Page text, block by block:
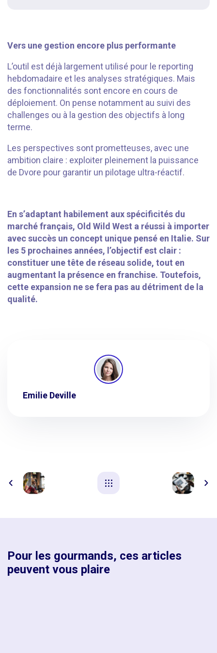
Vers une gestion encore plus performante
L’outil est déjà largement utilisé pour le reporting
hebdomadaire et les analyses stratégiques. Mais
des fonctionnalités sont encore en cours de
déploiement. On pense notamment au suivi des
challenges ou à la gestion des objectifs à long
terme.
Les perspectives sont prometteuses, avec une
ambition claire : exploiter pleinement la puissance
de Dvore pour garantir un pilotage ultra-réactif.
En s’adaptant habilement aux spécificités du
marché français, Old Wild West a réussi à importer
avec succès un concept unique pensé en Italie. Sur
les 5 prochaines années, l’objectif est clair :
constituer une tête de réseau solide, tout en
augmentant la présence en franchise. Toutefois,
cette expansion ne se fera pas au détriment de la
qualité.
Emilie Deville
Pour les gourmands, ces articles
peuvent vous plaire